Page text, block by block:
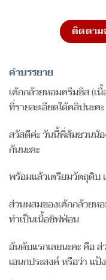
ติดตาม
คำบรรยาย
เค้กกล้วยหอมครีมชีส (
ที่รายละเอียดใต้คลิปนะคะ
สวัสดีค่ะ วันนี้พี่ส้มชวนน้
กันนะคะ
พร้อมแล้วเตรียมวัตถุดิบ
ส่วนผสมของเค้กกล้วยห
ทำเป็นเนื้อชิฟฟ่อน
อันดับแรกเลยนะคะ คือ
เอนกประสงค์ หรือว่า แป้